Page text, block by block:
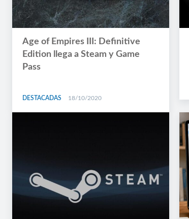
Age of Empires III: Definitive
Edition llega a Steam y Game
Pass
DESTACADAS 18/10/2020